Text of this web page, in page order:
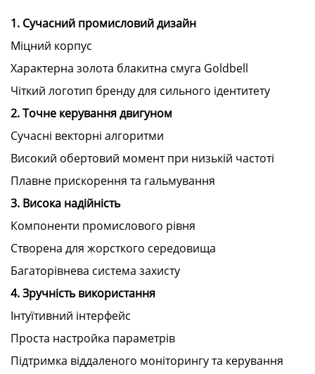
1. Сучасний промисловий дизайн
Міцний корпус
Характерна золота блакитна смуга Goldbell
Чіткий логотип бренду для сильного ідентитету
2. Точне керування двигуном
Сучасні векторні алгоритми
Високий обертовий момент при низькій частоті
Плавне прискорення та гальмування
3. Висока надійність
Компоненти промислового рівня
Створена для жорсткого середовища
Багаторівнева система захисту
4. Зручність використання
Інтуїтивний інтерфейс
Проста настройка параметрів
Підтримка віддаленого моніторингу та керування